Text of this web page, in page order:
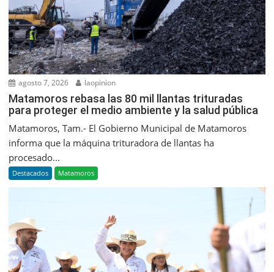
agosto 7, 2026 laopinion
Matamoros rebasa las 80 mil llantas trituradas
para proteger el medio ambiente y la salud pública
Matamoros, Tam.- El Gobierno Municipal de Matamoros
informa que la máquina trituradora de llantas ha
procesado...
Destacados Matamoros